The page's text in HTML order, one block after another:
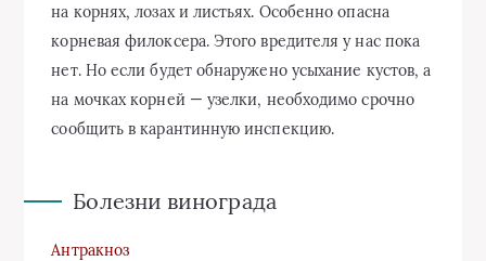
на корнях, лозах и листьях. Особенно опасна
корневая филоксера. Этого вредителя у нас пока
нет. Но если будет об­наружено усыхание кустов, а
на мочках корней — узелки, необхо­димо срочно
сообщить в каран­тинную инспекцию.
Болезни винограда
Антракноз